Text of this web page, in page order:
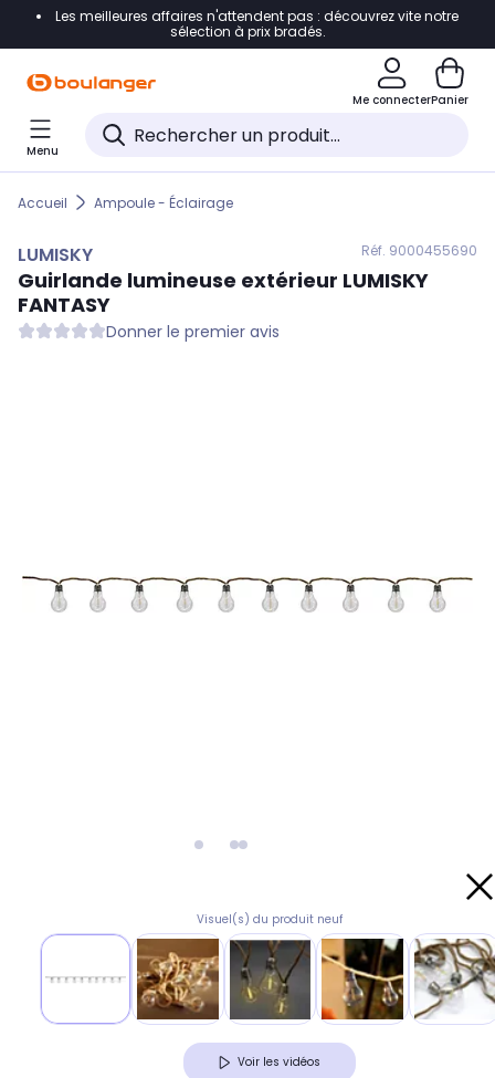
Accéder directement à la navigation
Accéder directement au pied de page
Accéder directement au chatbot
Les meilleures affaires n'attendent pas : découvrez vite notre
sélection à prix bradés.
Me connecterPanier
Menu
Accueil Ampoule - Éclairage
LUMISKY Réf. 9000455690
Guirlande lumineuse extérieur LUMISKY
FANTASY
Donner le premier avis
Visuel(s) du produit neuf
Voir les vidéos